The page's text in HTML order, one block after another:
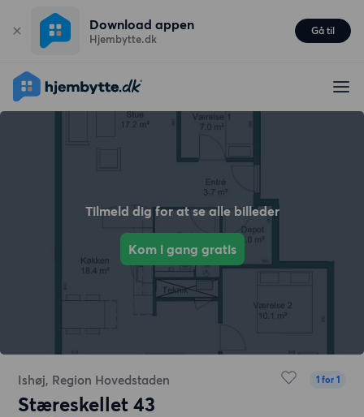
Download appen
Hjembytte.dk
Gå til
Tilmeld dig for at se alle billeder
Kom i gang gratis
Ishøj, Region Hovedstaden 1 for 1
Stæreskellet 43